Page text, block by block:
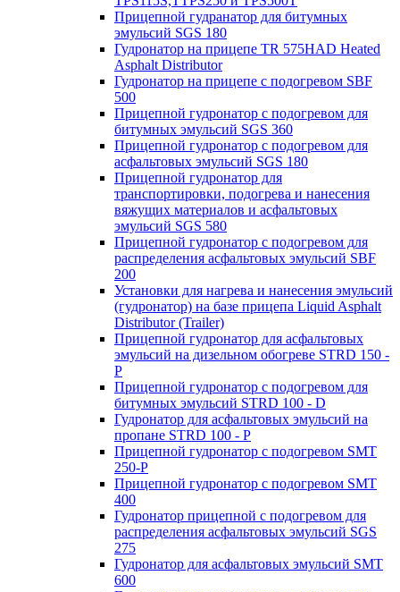
Прицепной гудранатор для битумных
эмульсий SGS 180
Гудронатор на прицепе TR 575HAD Heated
Asphalt Distributor
Гудронатор на прицепе с подогревом SBF
500
Прицепной гудронатор с подогревом для
битумных эмульсий SGS 360
Прицепной гудронатор с подогревом для
асфальтовых эмульсий SGS 180
Прицепной гудронатор для
транспортировки, подогрева и нанесения
вяжущих материалов и асфальтовых
эмульсий SGS 580
Прицепной гудронатор с подогревом для
распределения асфальтовых эмульсий SBF
200
Установки для нагрева и нанесения эмульсий
(гудронатор) на базе прицепа Liquid Asphalt
Distributor (Trailer)
Прицепной гудронатор для асфальтовых
эмульсий на дизельном обогреве STRD 150 -
Р
Прицепной гудронатор с подогревом для
битумных эмульсий STRD 100 - D
Гудронатор для асфальтовых эмульсий на
пропане STRD 100 - P
Прицепной гудронатор с подогревом SMT
250-P
Прицепной гудронатор с подогревом SMT
400
Гудронатор прицепной с подогревом для
распределения асфальтовых эмульсий SGS
275
Гудронатор для асфальтовых эмульсий SMT
600